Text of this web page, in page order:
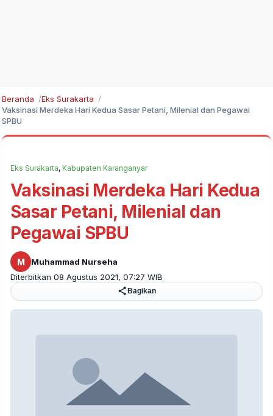
Beranda
Eks Surakarta
Vaksinasi Merdeka Hari Kedua Sasar Petani, Milenial dan Pegawai
SPBU
Eks Surakarta, Kabupaten Karanganyar
Vaksinasi Merdeka Hari Kedua
Sasar Petani, Milenial dan
Pegawai SPBU
M
Muhammad Nurseha
Diterbitkan 08 Agustus 2021, 07:27 WIB
Bagikan